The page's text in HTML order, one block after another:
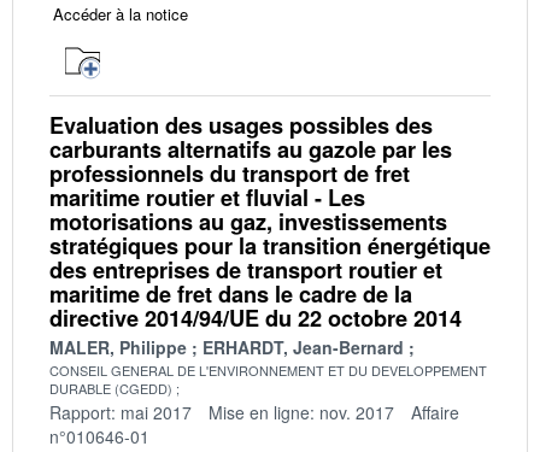
Accéder à la notice
Evaluation des usages possibles des
carburants alternatifs au gazole par les
professionnels du transport de fret
maritime routier et fluvial - Les
motorisations au gaz, investissements
stratégiques pour la transition énergétique
des entreprises de transport routier et
maritime de fret dans le cadre de la
directive 2014/94/UE du 22 octobre 2014
MALER, Philippe ERHARDT, Jean-Bernard
CONSEIL GENERAL DE L'ENVIRONNEMENT ET DU DEVELOPPEMENT
DURABLE (CGEDD)
Rapport: mai 2017 Mise en ligne: nov. 2017
Affaire
n°010646-01